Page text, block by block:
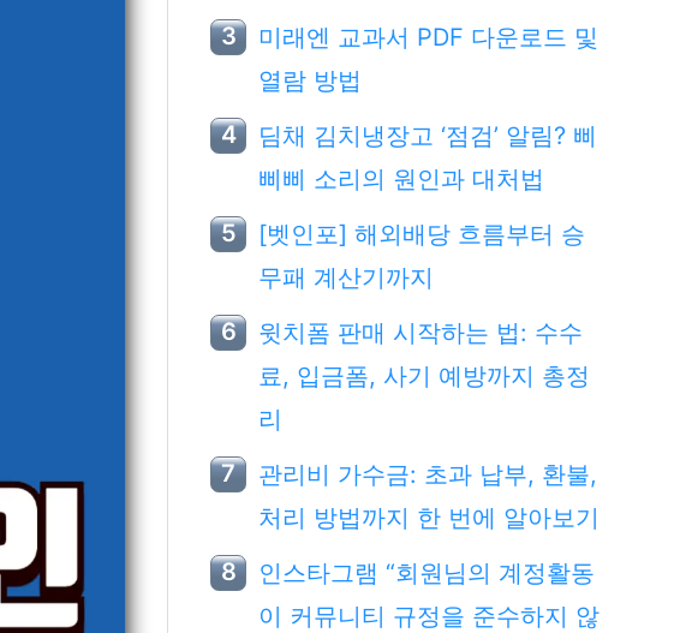
미래엔 교과서 PDF 다운로드 및
열람 방법
딤채 김치냉장고 ‘점검’ 알림? 삐
삐삐 소리의 원인과 대처법
[벳인포] 해외배당 흐름부터 승
무패 계산기까지
윗치폼 판매 시작하는 법: 수수
료, 입금폼, 사기 예방까지 총정
리
관리비 가수금: 초과 납부, 환불,
처리 방법까지 한 번에 알아보기
인스타그램 “회원님의 계정활동
이 커뮤니티 규정을 준수하지 않